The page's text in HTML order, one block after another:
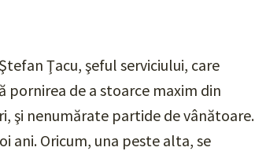
Ţacu, şeful serviciului, care
de a stoarce maxim din
şi nenumărate partide de vânătoare.
ani. Oricum, una peste alta, se